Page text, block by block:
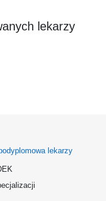
lekarzy
lekarzy